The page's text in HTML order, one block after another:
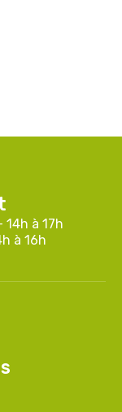
à 17h
à 16h